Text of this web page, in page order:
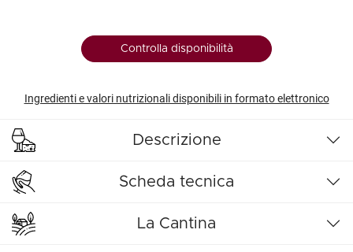
Controlla disponibilità
Ingredienti e valori nutrizionali disponibili in formato elettronico
Descrizione
Scheda tecnica
La Cantina